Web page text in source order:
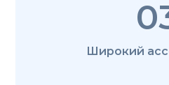
Широкий